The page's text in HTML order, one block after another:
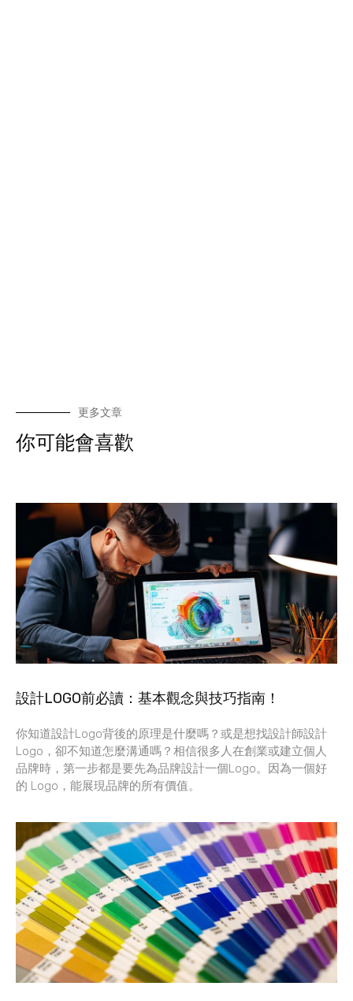
更多文章
你可能會喜歡
設計LOGO前必讀：基本觀念與技巧指南！
你知道設計Logo背後的原理是什麼嗎？或是想找設計師設計
Logo，卻不知道怎麼溝通嗎？相信很多人在創業或建立個人
品牌時，第一步都是要先為品牌設計一個Logo。因為一個好
的 Logo，能展現品牌的所有價值。